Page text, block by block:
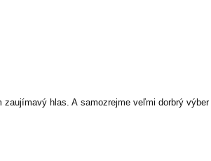
zaujímavý hlas. A samozrejme veľmi dorbrý